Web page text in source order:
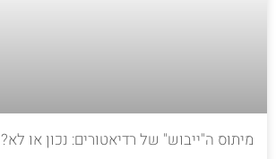
מיתוס ה"ייבוש" של רדיאטורים: נכון או לא?